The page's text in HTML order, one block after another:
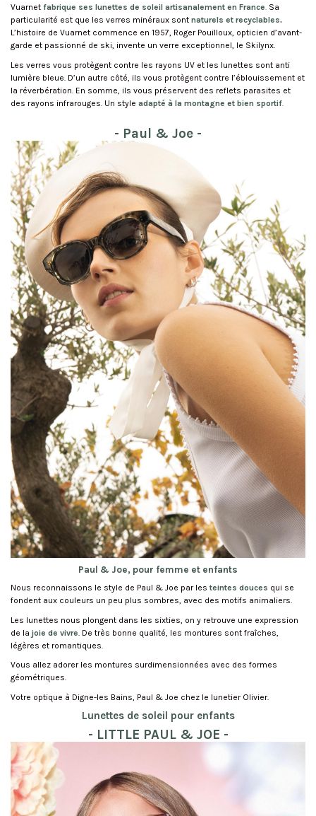
Vuarnet fabrique ses lunettes de soleil artisanalement en France. Sa
particularité est que les verres minéraux sont naturels et recyclables.
L’histoire de Vuarnet commence en 1957, Roger Pouilloux, opticien d’avant-
garde et passionné de ski, invente un verre exceptionnel, le Skilynx.
Les verres vous protègent contre les rayons UV et les lunettes sont anti
lumière bleue. D’un autre côté, ils vous protègent contre l’éblouissement et
la réverbération. En somme, ils vous préservent des reflets parasites et
des rayons infrarouges. Un style adapté à la montagne et bien sportif.
- Paul & Joe -
Paul & Joe, pour femme et enfants
Nous reconnaissons le style de Paul & Joe par les teintes douces qui se
fondent aux couleurs un peu plus sombres, avec des motifs animaliers.
Les lunettes nous plongent dans les sixties, on y retrouve une expression
de la joie de vivre . De très bonne qualité, les montures sont fraîches,
légères et romantiques.
Vous allez adorer les montures surdimensionnées avec des formes
géométriques.
Votre optique à Digne-les Bains, Paul & Joe chez le lunetier Olivier.
Lunettes de soleil pour enfants
- LITTLE PAUL & JOE -